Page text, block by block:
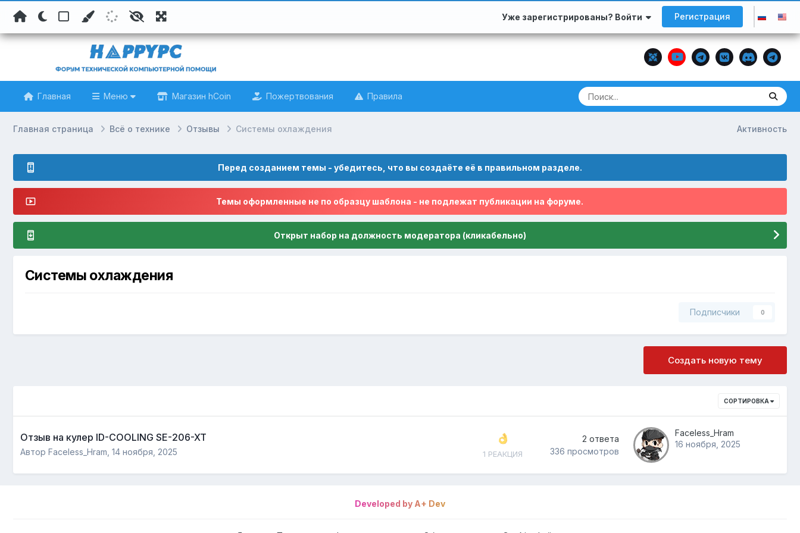
Уже зарегистрированы? Войти Регистрация
Главная Меню Магазин hCoin Пожертвования Правила
Активность
Главная страница Всё о технике Отзывы Системы охлаждения
Перед созданием темы - убедитесь, что вы создаёте её в правильном разделе.
Темы оформленные не по образцу шаблона - не подлежат публикации на форуме.
Открыт набор на должность модератора (кликабельно)
Системы охлаждения
Подписчики 0
Создать новую тему
СОРТИРОВКА
Отзыв на кулер ID-COOLING SE-206-XT
Автор Faceless_Hram 14 ноября, 2025 1 РЕАКЦИЯ
2 ответа
336 просмотров
Faceless_Hram
16 ноября, 2025
Developed by A+ Dev